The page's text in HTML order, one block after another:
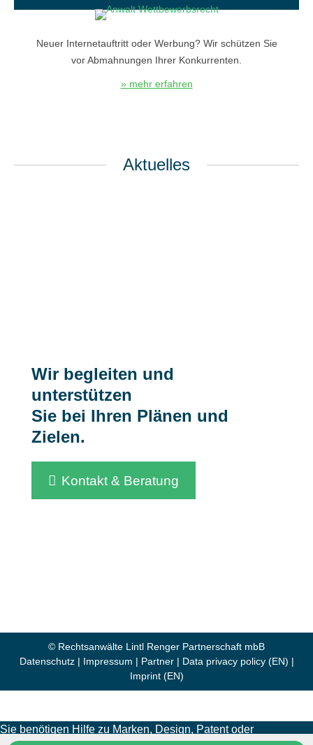
Neuer Internetauftritt oder Werbung? Wir schützen Sie
vor Abmahnungen Ihrer Konkurrenten.
» mehr erfahren
Aktuelles
Wir begleiten und
unterstützen
Sie bei Ihren Plänen und
Zielen.
Kontakt & Beratung
© Rechtsanwälte Lintl Renger Partnerschaft mbB
Datenschutz| Impressum | Partner| Data privacy policy (EN) |
Imprint (EN)
Sie benötigen Hilfe zu Marken, Design, Patent oder